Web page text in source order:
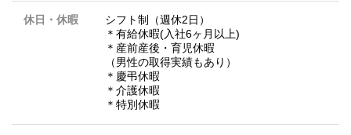
休日・休暇
シフト制（週休2日）
＊有給休暇(入社6ヶ月以上)
＊産前産後・育児休暇
（男性の取得実績もあり）
＊慶弔休暇
＊介護休暇
＊特別休暇